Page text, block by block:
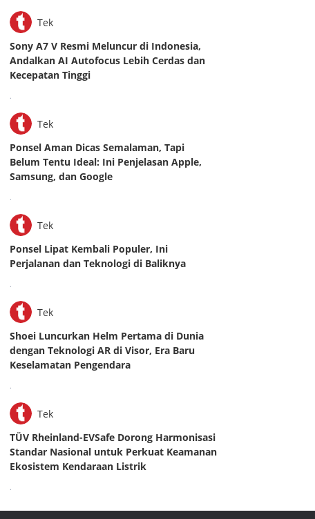
Tek
Sony A7 V Resmi Meluncur di Indonesia,
Andalkan AI Autofocus Lebih Cerdas dan
Kecepatan Tinggi
.
Tek
Ponsel Aman Dicas Semalaman, Tapi
Belum Tentu Ideal: Ini Penjelasan Apple,
Samsung, dan Google
.
Tek
Ponsel Lipat Kembali Populer, Ini
Perjalanan dan Teknologi di Baliknya
.
Tek
Shoei Luncurkan Helm Pertama di Dunia
dengan Teknologi AR di Visor, Era Baru
Keselamatan Pengendara
.
Tek
TÜV Rheinland-EVSafe Dorong Harmonisasi
Standar Nasional untuk Perkuat Keamanan
Ekosistem Kendaraan Listrik
.